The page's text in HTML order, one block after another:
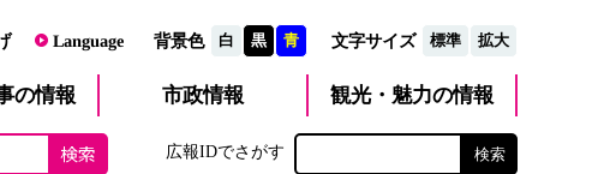
Language 背景色 白 黒 青 文字サイズ 標準 拡大
の情報 市政情報 観光・魅力の情報
広報IDでさがす